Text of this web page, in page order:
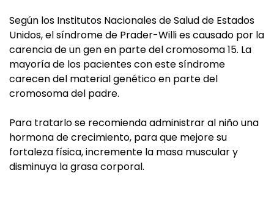
Según los Institutos Nacionales de Salud de Estados
Unidos, el síndrome de Prader-Willi es causado por la
carencia de un gen en parte del cromosoma 15. La
mayoría de los pacientes con este síndrome
carecen del material genético en parte del
cromosoma del padre.
Para tratarlo se recomienda administrar al niño una
hormona de crecimiento, para que mejore su
fortaleza física, incremente la masa muscular y
disminuya la grasa corporal.